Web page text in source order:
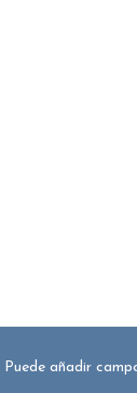
Puede añadir